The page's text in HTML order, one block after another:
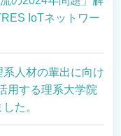
IoTネットワー
人材の輩出に向け
用する理系大学院
た。